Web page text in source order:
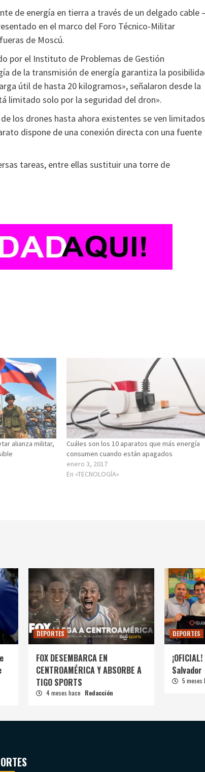
de energía en tierra a través de un delgado cable
en el marco del Foro Técnico-Militar
de Moscú.
por el Instituto de Problemas de Gestión
de la transmisión de energía garantiza la
útil de hasta 20 kilogramos», señalaron desde la
limitado solo por la seguridad del dron».
los drones hasta ahora existentes se ven limitados
dispone de una conexión directa con una fuente
tareas, entre ellas sustituir una torre de
alianza militar,
Cuáles son los 10 aparatos que más energía
consumen cuando están apagados
enero 3, 2017
En «TECNOLOGÍA»
DEPORTES
FOX DESEMBARCA EN
CENTROAMÉRICA Y ABSORBE A
TIGO SPORTS
4 meses hace Redacción
DEPORTES
Salvador
5